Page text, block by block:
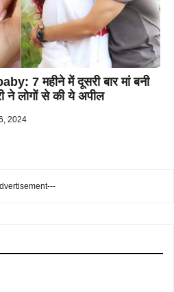
7 महीने में दूसरी बार मां बनी
ने लोगों से की ये अपील
2024